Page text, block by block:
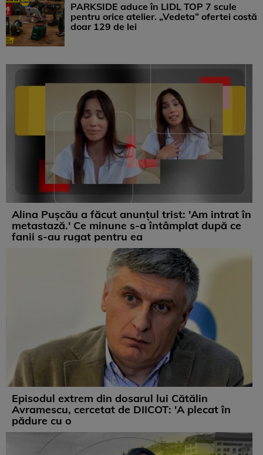
PARKSIDE aduce în LIDL TOP 7 scule
pentru orice atelier. „Vedeta” ofertei costă
doar 129 de lei
Alina Pușcău a făcut anunțul trist: 'Am intrat în
metastază.' Ce minune s-a întâmplat după ce
fanii s-au rugat pentru ea
Episodul extrem din dosarul lui Cătălin
Avramescu, cercetat de DIICOT: 'A plecat în
pădure cu o